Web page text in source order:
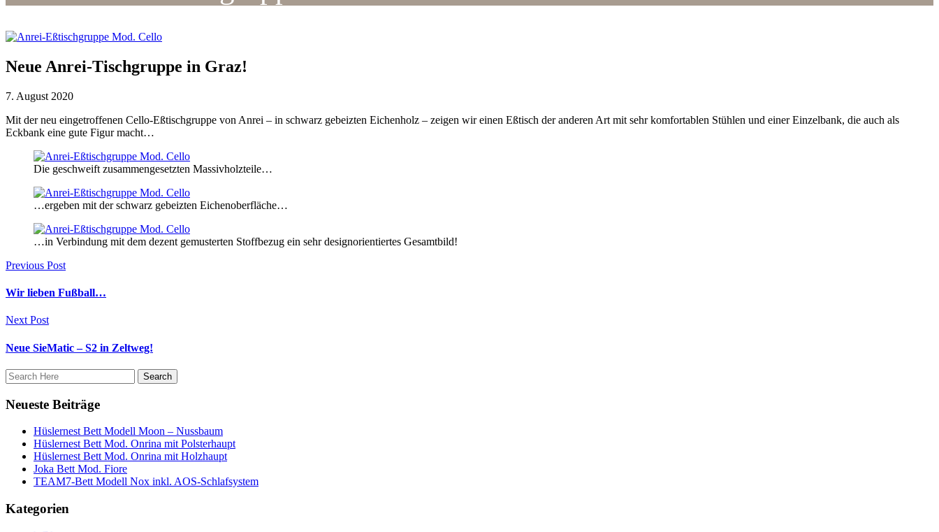
Neue Anrei-Tischgruppe in Graz!
7. August 2020
Mit der neu eingetroffenen Cello-Eßtischgruppe von Anrei – in schwarz gebeizten Eichenholz – zeigen wir einen Eßtisch der anderen Art mit sehr komfortablen Stühlen und einer Einzelbank, die auch als
Eckbank eine gute Figur macht…
Die geschweift zusammengesetzten Massivholzteile…
…ergeben mit der schwarz gebeizten Eichenoberfläche…
…in Verbindung mit dem dezent gemusterten Stoffbezug ein sehr designorientiertes Gesamtbild!
Previous Post
Wir lieben Fußball…
Next Post
Neue SieMatic – S2 in Zeltweg!
Neueste Beiträge
Hüslernest Bett Modell Moon – Nussbaum
Hüslernest Bett Mod. Onrina mit Polsterhaupt
Hüslernest Bett Mod. Onrina mit Holzhaupt
Joka Bett Mod. Fiore
TEAM7-Bett Modell Nox inkl. AOS-Schlafsystem
Kategorien